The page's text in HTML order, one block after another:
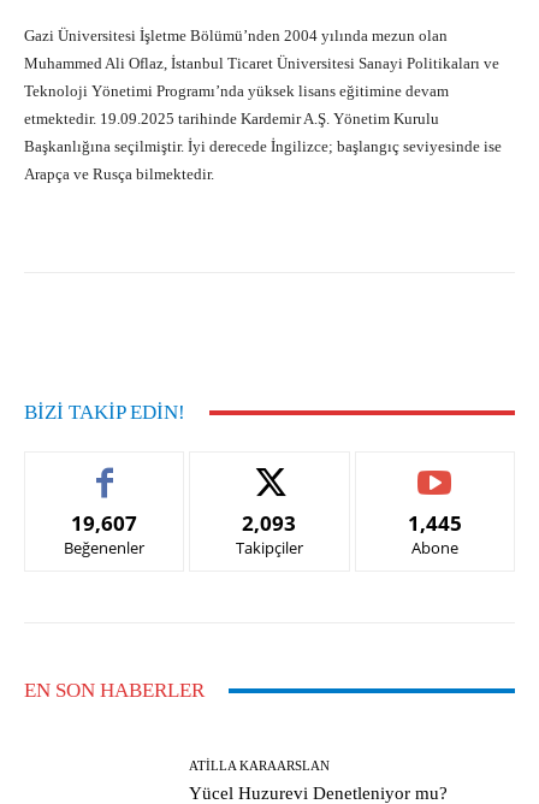
Gazi Üniversitesi İşletme Bölümü’nden 2004 yılında mezun olan
Muhammed Ali Oflaz, İstanbul Ticaret Üniversitesi Sanayi Politikaları ve
Teknoloji Yönetimi Programı’nda yüksek lisans eğitimine devam
etmektedir. 19.09.2025 tarihinde Kardemir A.Ş. Yönetim Kurulu
Başkanlığına seçilmiştir. İyi derecede İngilizce; başlangıç seviyesinde ise
Arapça ve Rusça bilmektedir.
BIZI TAKIP EDIN!
19,607
Beğenenler
2,093
Takipçiler
1,445
Abone
EN SON HABERLER
ATILLA KARAARSLAN
Yücel Huzurevi Denetleniyor mu?